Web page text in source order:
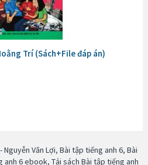
Trí (Sách+File đáp án)
Văn Lợi, Bài tập tiếng anh 6, Bài
anh 6 ebook, Tải sách Bài tập tiếng anh